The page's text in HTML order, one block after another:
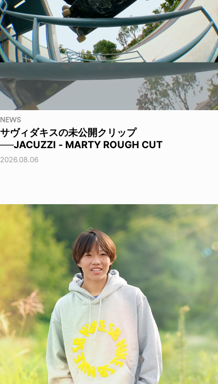
NEWS
サヴィダキスの未公開クリップ
──JACUZZI - MARTY ROUGH CUT
2026.08.06